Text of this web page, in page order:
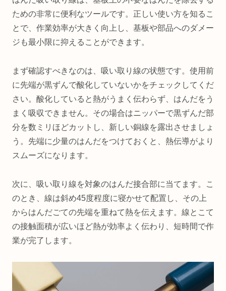
ための非常に便利なツールです。正しい使い方を知るこ
とで、作業効率が大きく向上し、基板や部品へのダメー
ジも最小限に抑えることができます。
まず確認すべきなのは、吸い取り線の状態です。使用前
に先端が黒ずんで酸化していないかをチェックしてくだ
さい。酸化していると熱がうまく伝わらず、はんだをう
まく吸収できません。その場合はニッパーで黒ずんだ部
分を数ミリほどカットし、新しい銅線を露出させましょ
う。先端に少量のはんだをつけておくと、熱伝導がより
スムーズになります。
次に、吸い取り線を対象のはんだ接合部に当てます。こ
のとき、線は斜め45度程度に寝かせて配置し、その上
からはんだごての先端を重ねて熱を伝えます。線とこて
の接触面積が広いほど熱が効率よく伝わり、短時間で作
業が完了します。